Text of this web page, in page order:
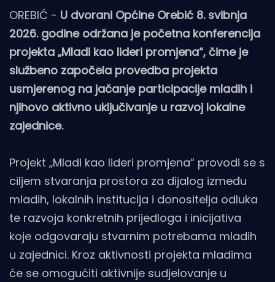
OREBIĆ - U dvorani Općine Orebić 8. svibnja
2026. godine održana je početna konferencija
projekta „Mladi kao lideri promjena“, čime je
službeno započela provedba projekta
usmjerenog na jačanje participacije mladih i
njihovo aktivno uključivanje u razvoj lokalne
zajednice.
Projekt „Mladi kao lideri promjena“ provodi se s
ciljem stvaranja prostora za dijalog između
mladih, lokalnih institucija i donositelja odluka
te razvoja konkretnih prijedloga i inicijativa
koje odgovaraju stvarnim potrebama mladih
u zajednici. Kroz aktivnosti projekta mladima
će se omogućiti aktivnije sudjelovanje u